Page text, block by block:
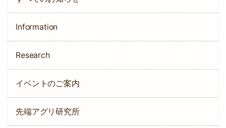
Information
Research
イベントのご案内
先端アグリ研究所